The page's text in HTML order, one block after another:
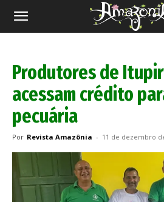
Revista
Produtores de
acessam crédito
pecuária
Por Revista Amazônia - 11 de dezembro